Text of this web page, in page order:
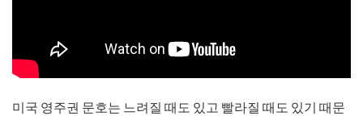
미국 영주권 문호는 느려질 때도 있고 빨라질 때도 있기 때문